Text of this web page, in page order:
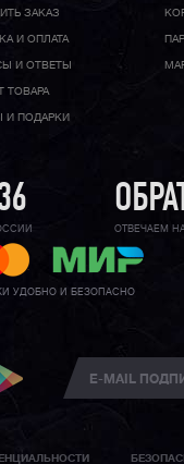
ЗАКАЗ
И ОПЛАТА
И ОТВЕТЫ
ТОВАРА
И ПОДАРКИ
ОТВЕЧАЕМ
УДОБНО И БЕЗОПАСНО